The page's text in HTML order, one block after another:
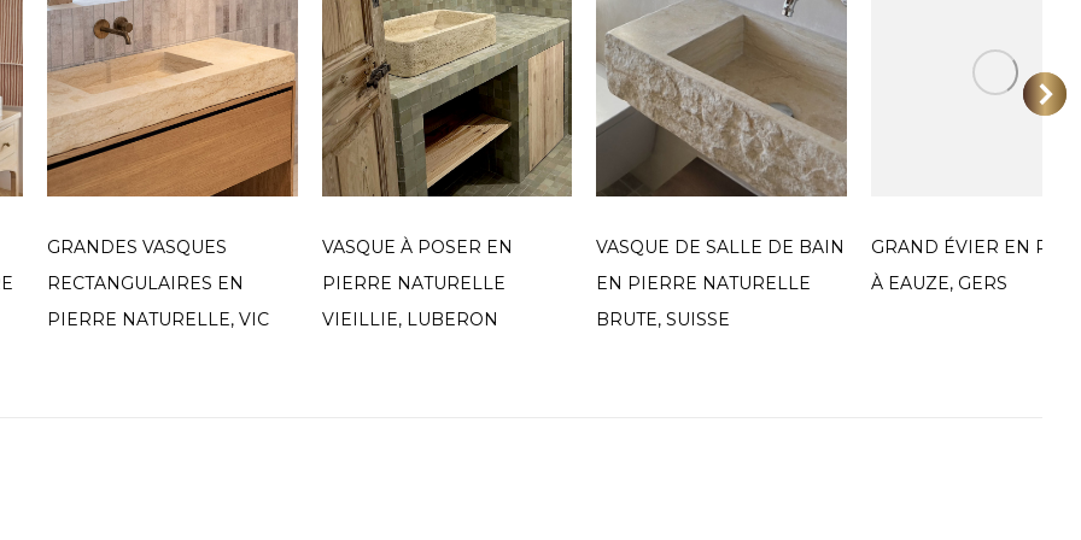
GRANDES VASQUES
RECTANGULAIRES EN
PIERRE NATURELLE, VIC
VASQUE À POSER EN
PIERRE NATURELLE
VIEILLIE, LUBERON
VASQUE DE SALLE DE BAIN
EN PIERRE NATURELLE
BRUTE, SUISSE
GRAND ÉVIER EN
À EAUZE, GERS